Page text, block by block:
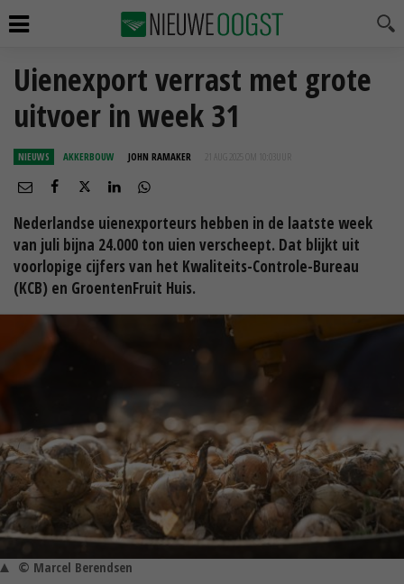
Uienexport verrast met grote
uitvoer in week 31
NIEUWS AKKERBOUW JOHN RAMAKER 21 AUG 2025 OM 10:03
Nederlandse uienexporteurs hebben in de laatste week
van juli bijna 24.000 ton uien verscheept. Dat blijkt uit
voorlopige cijfers van het Kwaliteits-Controle-Bureau
(KCB) en GroentenFruit Huis.
© Marcel Berendsen